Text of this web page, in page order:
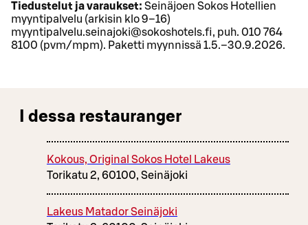
Tiedustelut ja varaukset: Seinäjoen Sokos Hotellien
myyntipalvelu (arkisin klo 9–16)
myyntipalvelu.seinajoki@sokoshotels.fi, puh. 010 764
8100 (pvm/mpm). Paketti myynnissä 1.5.–30.9.2026.
I dessa restauranger
Kokous, Original Sokos Hotel Lakeus
Torikatu 2, 60100, Seinäjoki
Lakeus Matador Seinäjoki